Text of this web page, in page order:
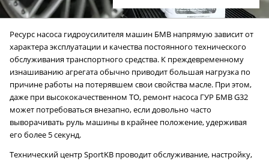
Ресурс насоса гидроусилителя машин БМВ напрямую зависит от
характера эксплуатации и качества постоянного технического
обслуживания транспортного средства. К преждевременному
изнашиванию агрегата обычно приводит большая нагрузка по
причине работы на потерявшем свои свойства масле. При этом,
даже при высококачественном ТО, ремонт насоса ГУР БМВ G32
может потребоваться внезапно, если довольно часто
выворачивать руль машины в крайнее положение, удерживая
его более 5 секунд.
Технический центр SportKB проводит обслуживание, настройку,